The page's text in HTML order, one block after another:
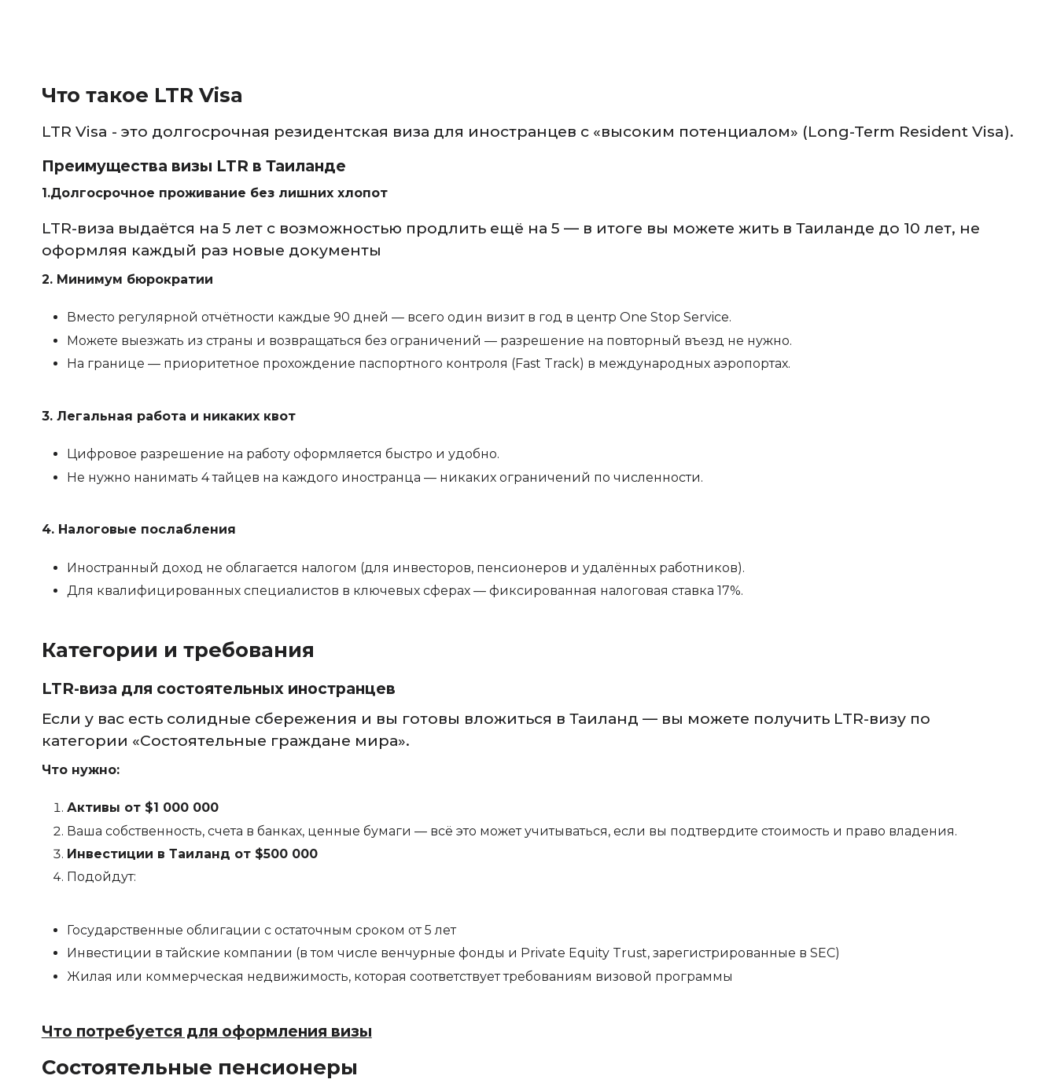
Что такое LTR Visa
LTR Visa - это долгосрочная резидентская виза для иностранцев с «высоким потенциалом» (Long-Term Resident Visa).
Преимущества визы LTR в Таиланде
1.Долгосрочное проживание без лишних хлопот
LTR-виза выдаётся на 5 лет с возможностью продлить ещё на 5 — в итоге вы можете жить в Таиланде до 10 лет, не
оформляя каждый раз новые документы
2. Минимум бюрократии
Вместо регулярной отчётности каждые 90 дней — всего один визит в год в центр One Stop Service.
Можете выезжать из страны и возвращаться без ограничений — разрешение на повторный въезд не нужно.
На границе — приоритетное прохождение паспортного контроля (Fast Track) в международных аэропортах.
3. Легальная работа и никаких квот
Цифровое разрешение на работу оформляется быстро и удобно.
Не нужно нанимать 4 тайцев на каждого иностранца — никаких ограничений по численности.
4. Налоговые послабления
Иностранный доход не облагается налогом (для инвесторов, пенсионеров и удалённых работников).
Для квалифицированных специалистов в ключевых сферах — фиксированная налоговая ставка 17%.
Категории и требования
LTR-виза для состоятельных иностранцев
Если у вас есть солидные сбережения и вы готовы вложиться в Таиланд — вы можете получить LTR-визу по
категории «Состоятельные граждане мира».
Что нужно:
Активы от $1 000 000
Ваша собственность, счета в банках, ценные бумаги — всё это может учитываться, если вы подтвердите стоимость и право владения.
Инвестиции в Таиланд от $500 000
Подойдут:
Государственные облигации с остаточным сроком от 5 лет
Инвестиции в тайские компании (в том числе венчурные фонды и Private Equity Trust, зарегистрированные в SEC)
Жилая или коммерческая недвижимость, которая соответствует требованиям визовой программы
Что потребуется для оформления визы
Состоятельные пенсионеры